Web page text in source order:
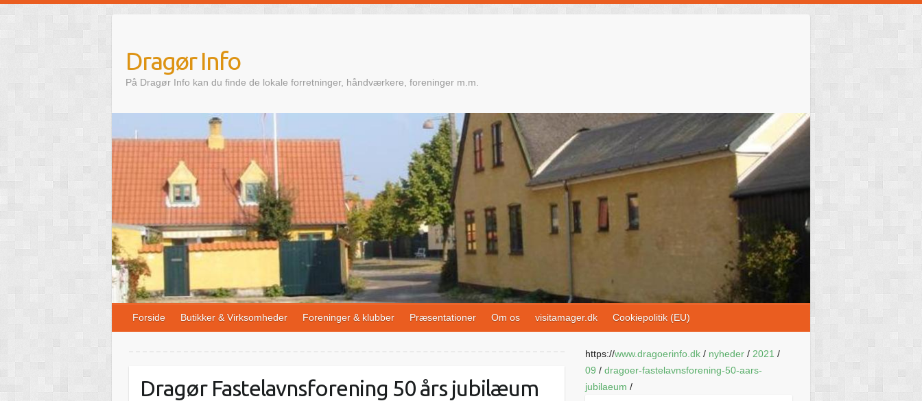
content
Dragør Info
På Dragør Info kan du finde de lokale forretninger, håndværkere, foreninger m.m.
Forside Butikker & Virksomheder Foreninger & klubber Præsentationer Om os visitamager.dk Cookiepolitik (EU)
Dragør Fastelavnsforening 50 års jubilæum
https://www.dragoerinfo.dk/ nyheder/ 2021 /
09 / dragoer-fastelavnsforening-50-aars-
jubilaeum /